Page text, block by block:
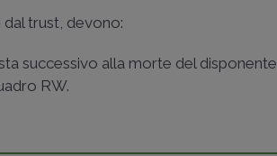
trust, devono:
successivo alla morte del
RW.